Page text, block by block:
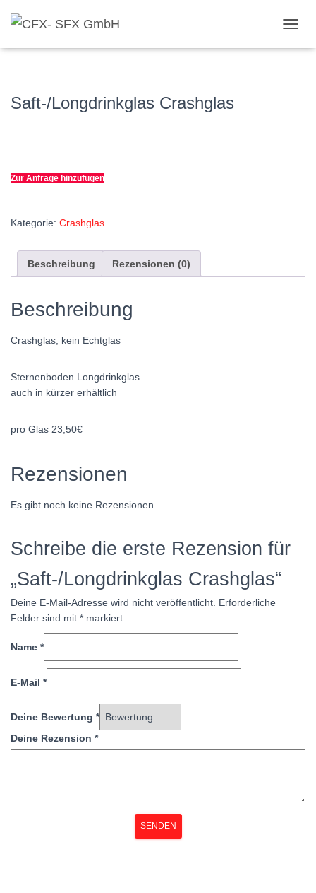
Saft-/Longdrinkglas Crashglas
Zur Anfrage hinzufügen
Kategorie: Crashglas
Beschreibung Rezensionen (0)
Beschreibung
Crashglas, kein Echtglas
Sternenboden Longdrinkglas
auch in kürzer erhältlich
pro Glas 23,50€
Rezensionen
Es gibt noch keine Rezensionen.
Schreibe die erste Rezension für
„Saft-/Longdrinkglas Crashglas“
Deine E-Mail-Adresse wird nicht veröffentlicht. Erforderliche
Felder sind mit * markiert
Name *
E-Mail *
Deine Bewertung *
Deine Rezension *